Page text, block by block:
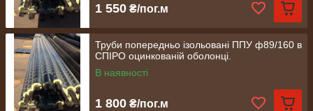
1 550 ₴/пог.м
Труби попередньо ізольовані ППУ ф89/160 в
СПІРО оцинкованій оболонці.
В наявності
1 800 ₴/пог.м